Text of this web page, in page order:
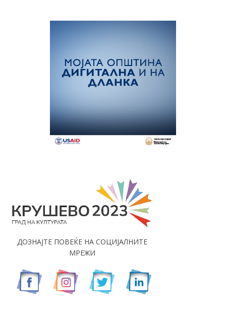
ДОЗНАЈТЕ ПОВЕЌЕ НА СОЦИЈАЛНИТЕ
МРЕЖИ